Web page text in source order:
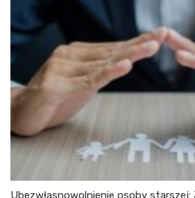
Ubezwłasnowolnienie osoby starszej: